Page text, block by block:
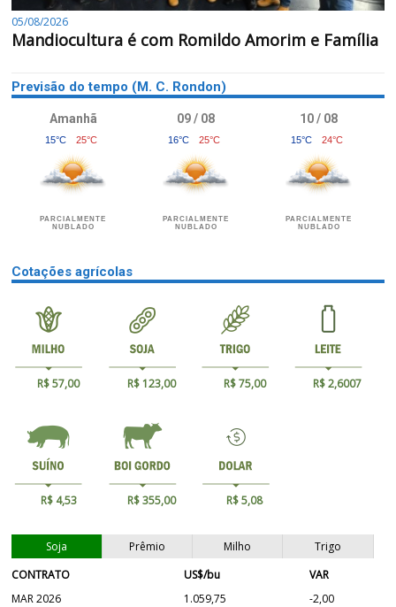
05/08/2026
Mandiocultura é com Romildo Amorim e Família
Previsão do tempo (M. C. Rondon)
Amanhã
15°C 25°C
PARCIALMENTE
NUBLADO
09 / 08
16°C 25°C
PARCIALMENTE
NUBLADO
10 / 08
15°C 24°C
PARCIALMENTE
NUBLADO
Cotações agrícolas
R$ 57,00 R$ 123,00 R$ 75,00 R$ 2,6007
R$ 4,53 R$ 355,00 R$ 5,08
Soja Prêmio Milho
Trigo
CONTRATO
US$/bu
VAR
MAR 2026
1.059,75 -2,00